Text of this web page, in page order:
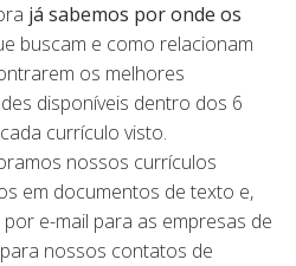
já sabemos por onde os
buscam e como relacionam
os melhores
disponíveis dentro dos 6
currículo visto.
nossos currículos
em documentos de texto e,
e-mail para as empresas de
nossos contatos de